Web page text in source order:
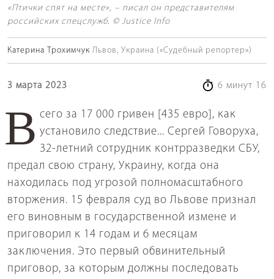
«Птички спят на месте», – писал он представителям
российских спецслужб. © Justice Info
Катерина Трохимчук Львов, Украина («Судебный репортер»)
3 марта 2023 6 минут 16
Всего за 17 000 гривен [435 евро], как
установило следствие... Сергей Говоруха,
32-летний сотрудник контрразведки СБУ,
предал свою страну, Украину, когда она
находилась под угрозой полномасштабного
вторжения. 15 февраля суд во Львове признал
его виновным в государственной измене и
приговорил к 14 годам и 6 месяцам
заключения. Это первый обвинительный
приговор, за которым должны последовать